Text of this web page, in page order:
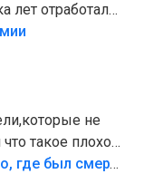
лет отработали
не
такое плохо!
же
«Попал на пику»: СК показал место, где был смертельно травмирован ребенок в Тольятти